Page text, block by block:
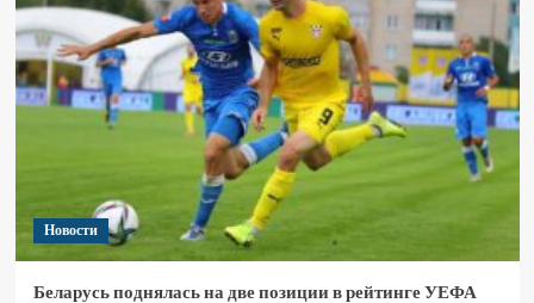
Новости
Беларусь поднялась на две позиции в рейтинге УЕФА